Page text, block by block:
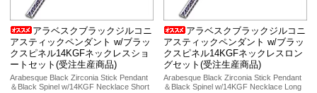
アラベスクブラックジルコニ
アスティックペンダント w/ブラッ
クスピネル14KGFネックレスショ
ートセット(受注生産商品)
Arabesque Black Zirconia Stick Pendant
＆Black Spinel w/14KGF Necklace Short
アラベスクブラックジルコニ
アスティックペンダント w/ブラッ
クスピネル14KGFネックレスロン
グセット(受注生産商品)
Arabesque Black Zirconia Stick Pendant
＆Black Spinel w/14KGF Necklace Long